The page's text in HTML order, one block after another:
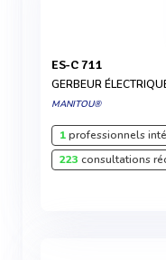
ES-C 711
GERBEUR
MANITOU®
1professionnels
223 consultations